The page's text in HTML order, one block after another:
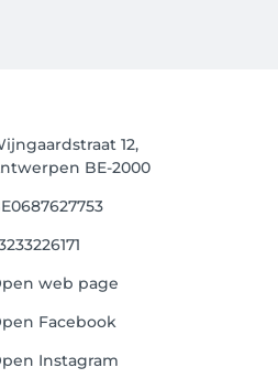
12,
BE-2000
web page
Facebook
Instagram